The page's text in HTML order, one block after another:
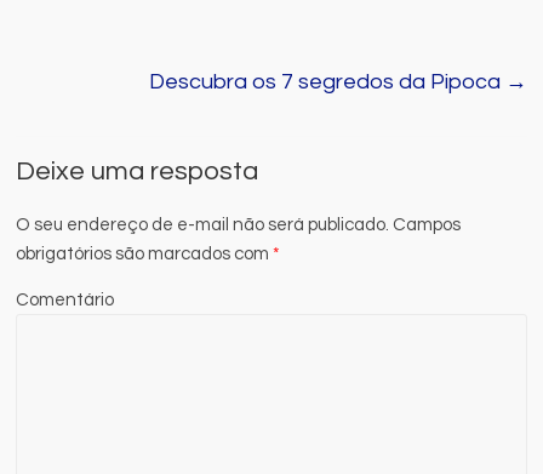
Descubra os 7 segredos da Pipoca →
Deixe uma resposta
O seu endereço de e-mail não será publicado. Campos
obrigatórios são marcados com*
Comentário